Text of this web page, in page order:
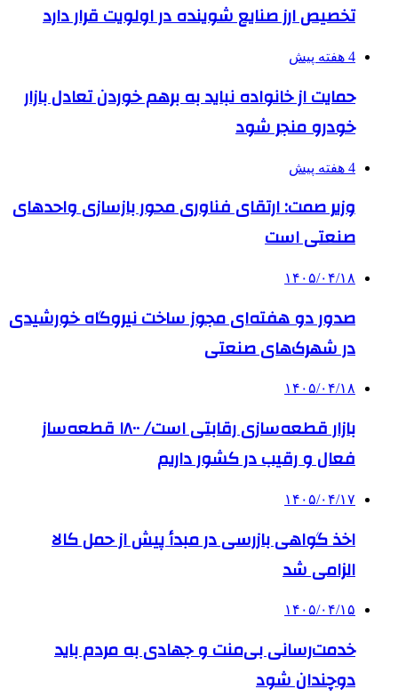
تخصیص ارز صنایع شوینده در اولویت قرار دارد
4 هفته پیش
حمایت از خانواده نباید به برهم خوردن تعادل بازار
خودرو منجر شود
4 هفته پیش
وزیر صمت: ارتقای فناوری محور بازسازی واحدهای
صنعتی است
۱۴۰۵/۰۴/۱۸
صدور دو هفته‌ای مجوز ساخت نیروگاه خورشیدی
در شهرک‌های صنعتی
۱۴۰۵/۰۴/۱۸
بازار قطعه‌سازی رقابتی است/ ۱۸۰۰ قطعه‌ساز
فعال و رقیب در کشور داریم
۱۴۰۵/۰۴/۱۷
اخذ گواهی بازرسی در مبدأ پیش از حمل کالا
الزامی شد
۱۴۰۵/۰۴/۱۵
خدمت‌رسانی بی‌منت و جهادی به مردم باید
دوچندان شود